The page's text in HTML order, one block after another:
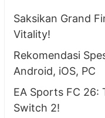
Saksikan Grand
Vitality!
Rekomendasi
Android, iOS, PC
EA Sports FC 26:
Switch 2!